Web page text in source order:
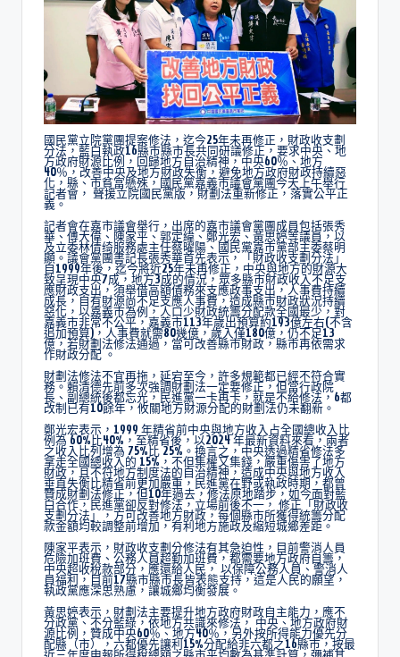
國民黨立院黨團提案修法，迄今25年未再修正，財政收支劃
分法，藍白執政16縣市縣市長共同研議修正，要求中央、地
方政府財源比例，回歸地方自治精神，中央60％、地方
40％，改善中央及地方財政失衡，避免地方政府財政持續惡
化，縣、市貧富懸殊，國民黨嘉義市議會黨團今天上午舉行
記者會， 聲援立院國民黨版，財劃法重新修正，落實公平正
義。
記者會在嘉市議會舉行，出席的嘉市議會黨團成員包括張秀
華、傅大偉、陳家平、郭定緯、鄭光宏、黃思婷等議員，以
及立委林倩绮服務處主任蔡曜陽、國民黨嘉市黨部主委蔡明
顯。議會黨團書記長張秀華首先表示，「財政收支劃分法」
自1999年後，迄今將近25年未再修正，中央與地方的財源大
致呈現中央7成，地方3成的情況，眾多縣市財政收入不足支
應財政支出，須舉借高額債務來支應政事支出，人事費持續
成長，自有財源尚不足支應人事費，造成縣市財政狀況持續
惡化，以嘉義市為例，人口少財政統籌分配款全國最少，對
嘉義市非常不公平，嘉義市113年歲出預算約193億左右(不含
追加預算)，人事費就需80幾億，歲入僅180億，仍不足13
億，若財劃法修法通過，當可改善縣市財政，縣市再依需求
作財政分配 。
財劃法修法不宜再拖，延宕至今，許多規範都已經不符合實
務。賴清德先前多次強調財劃法一定要修正，但當行政院
長、副總統後都忘光，民進黨一卡再卡，就是不給修法，6都
改制已有10餘年，攸關地方財源分配的財劃法仍未翻新。
鄭光宏表示，1999 年精省前中央與地方收入占全國總收入比
例為 60%比40%，至精省後，以2024 年最新資料來看，兩者
之收入比列增為 75%比 25%。換言之，中央透過精省修法多
拿走全國總收入的 15%，不但集權又集錢，嚴重傷害了地方
財政，且不符地方制度法的自治精神，造成中央與地方收入
垂直失衡比精省前更加嚴重，民進黨在野或執政時期，都曾
贊成財劃法修正，但10年過去，修法原地踏步，如今面對藍
白合作，民進黨卻反對修法，立場前後不一， 修正「財政收
支劃分法」，方可改善地方財政，每個縣市所獲得統籌分配
款金額均較調整前增加，有利地方施政及縮短城鄉差距。
陳家平表示，財政收支劃分修法有其急迫性，目前警消人員
危險加班費、公務人員超勤加班費，都需要地方政府自籌，
中央超收稅款部分，應還給人民， 以保障公務人員、警消人
員福利，目前17縣市縣市長皆表態支持，這是人民的願望，
執政黨應深思熟慮，讓城鄉均衡發展。
黃思婷表示，財劃法主要提升地方政府財政自主能力，應不
分政黨、不分藍綠，依地方共識來修法， 中央、地方政府財
源比例，贊成中央60％、地方40％，另外按所得能力優先分
配縣（市），六都優先讓利15%分配給非六都之16縣市，按最